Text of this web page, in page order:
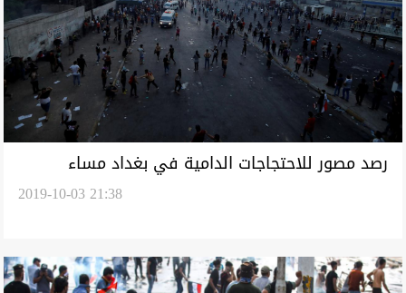
رصد مصور للاحتجاجات الدامية في بغداد مساء
2019-10-03 21:38